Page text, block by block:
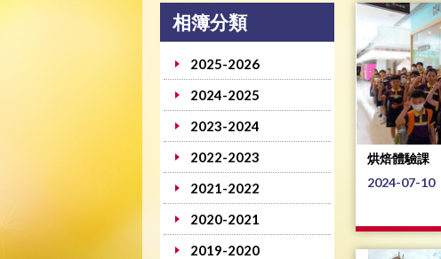
相簿分類
2025-2026
2024-2025
2023-2024
2022-2023
2021-2022
2020-2021
2019-2020
烘焙體驗課
2024-07-10